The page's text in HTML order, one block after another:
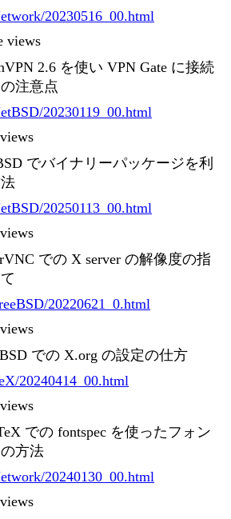
20230516_00.html
views
2.6 を使い VPN Gate に接続
注意点
20230119_00.html
でバイナリーパッケージを利
20250113_00.html
での X server の解像度の指
20220621_0.html
での X.org の設定の仕方
20240414_00.html
での fontspec を使ったフォン
方法
20240130_00.html